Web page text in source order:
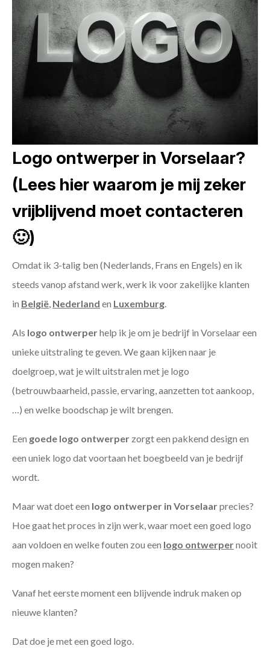
Logo ontwerper in Vorselaar?
(Lees hier waarom je mij zeker
vrijblijvend moet contacteren
🙂)
Omdat ik 3-talig ben (Nederlands, Frans en Engels) en ik
steeds vanop afstand werk, werk ik voor zakelijke klanten
in België, Nederland en Luxemburg.
Als logo ontwerperhelp ik je om je bedrijf in Vorselaar een
unieke uitstraling te geven. We gaan kijken naar je
doelgroep, wat je wilt uitstralen met je logo
(betrouwbaarheid, passie, ervaring, aanzetten tot aankoop,
…) en welke boodschap je wilt brengen.
Een goede logo ontwerper zorgt een pakkend design en
een uniek logo dat voortaan het boegbeeld van je bedrijf
wordt.
Maar wat doet een logo ontwerper in Vorselaarprecies?
Hoe gaat het proces in zijn werk, waar moet een goed logo
aan voldoen en welke fouten zou een logo ontwerpernooit
mogen maken?
Vanaf het eerste moment een blijvende indruk maken op
nieuwe klanten?
Dat doe je met een goed logo.